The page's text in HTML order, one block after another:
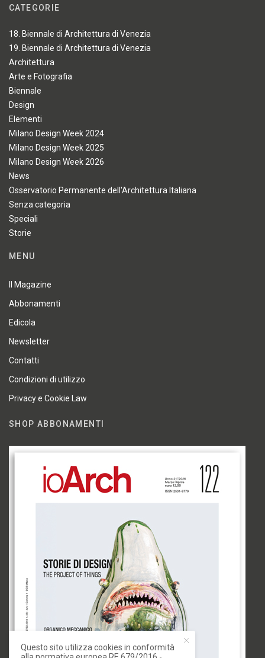
CATEGORIE
18. Biennale di Architettura di Venezia
19. Biennale di Architettura di Venezia
Architettura
Arte e Fotografia
Biennale
Design
Elementi
Milano Design Week 2024
Milano Design Week 2025
Milano Design Week 2026
News
Osservatorio Permanente dell'Architettura Italiana
Senza categoria
Speciali
Storie
MENU
Il Magazine
Abbonamenti
Edicola
Newsletter
Contatti
Condizioni di utilizzo
Privacy e Cookie Law
SHOP ABBONAMENTI
Questo sito utilizza cookies in conformità